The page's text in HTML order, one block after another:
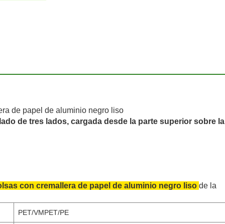
de papel de aluminio negro liso
de tres lados, cargada desde la parte superior sobre la
con cremallera de papel de aluminio negro liso de la
PET/VMPET/PE